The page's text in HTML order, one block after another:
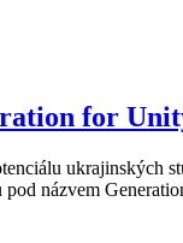
for
ukrajinských
názvem